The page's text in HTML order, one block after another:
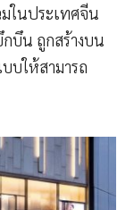
ในประเทศจีน
บึน ถูกสร้างบน
บให้สามารถ